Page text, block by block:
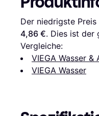
Der niedrigste
4,86 €. Dies ist der
Vergleiche:
VIEGA Wasser &
VIEGA Wasser